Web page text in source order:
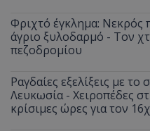
Φριχτό έγκλημα: Νεκρός
άγριο ξυλοδαρμό - Τον
πεζοδρομίου
Ραγδαίες εξελίξεις με
Λευκωσία - Χειροπέδες
κρίσιμες ώρες για τον